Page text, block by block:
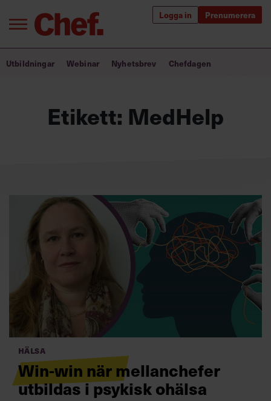
Logga in Prenumerera
Annonsera
Om oss
Kontakta oss
Kundservice
Villkor och policy för
personuppgiftsbehandling
Bra ledare förändrar världen
Utbildning för ledare
Utbildningar Webinar Nyhetsbrev Chefdagen
Etikett: MedHelp
Hälsa
Win-win när mellanchefer
utbildas i psykisk ohälsa